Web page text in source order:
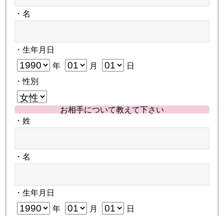
・名
・生年月日
年 月
日
・性別
お相手について教えて下さい
・姓
・名
・生年月日
年 月
日